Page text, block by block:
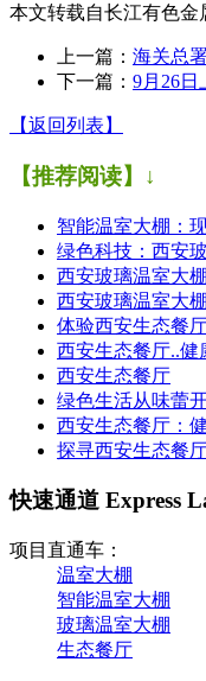
本文转载自长江有色金
上一篇： 海关总
下一篇： 9月26日
【返回列表】
【推荐阅读】↓
智能温室大棚：
绿色科技：西安
西安玻璃温室大
西安玻璃温室大
体验西安生态餐
西安生态餐厅..健
西安生态餐厅
绿色生活从味蕾
西安生态餐厅：
探寻西安生态餐
快速通道 Express
项目直通车：
温室大棚
智能温室大棚
玻璃温室大棚
生态餐厅